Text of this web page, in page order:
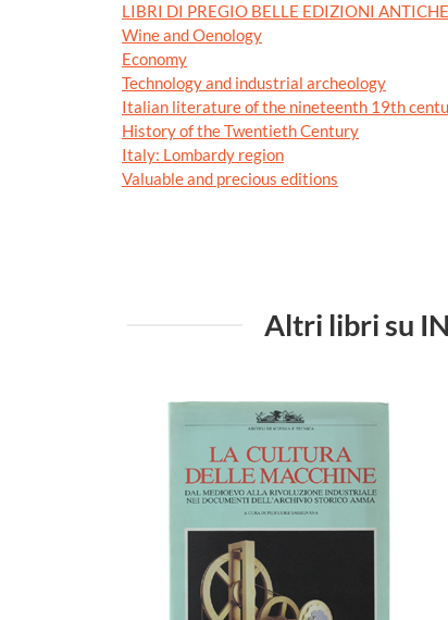
LIBRI DI PREGIO BELLE EDIZIONI
Wine and Oenology
Economy
Technology and industrial archeology
Italian literature of the nineteenth 19th
History of the Twentieth Century
Italy: Lombardy region
Valuable and precious editions
Altri libri su